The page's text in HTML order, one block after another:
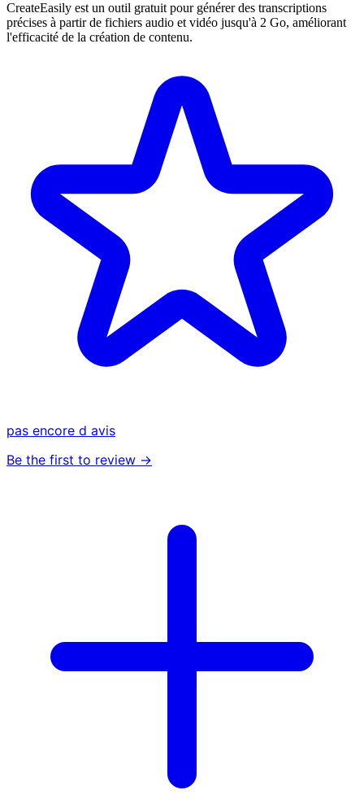
CreateEasily est un outil gratuit pour générer des transcriptions
précises à partir de fichiers audio et vidéo jusqu'à 2 Go, améliorant
l'efficacité de la création de contenu.
pas encore d avis
Be the first to review →